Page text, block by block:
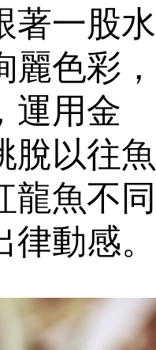
著一股水
色彩，
運用金
脫以往魚
龍魚不同
動感。